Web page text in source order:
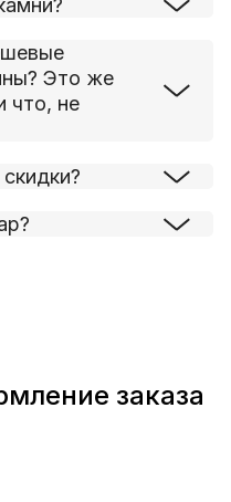
Это же
что, не
заказа